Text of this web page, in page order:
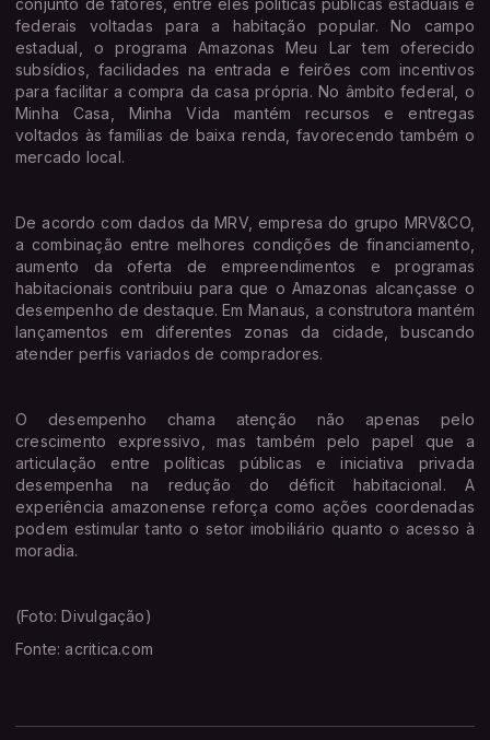
conjunto de fatores, entre eles políticas públicas estaduais e
federais voltadas para a habitação popular. No campo
estadual, o programa Amazonas Meu Lar tem oferecido
subsídios, facilidades na entrada e feirões com incentivos
para facilitar a compra da casa própria. No âmbito federal, o
Minha Casa, Minha Vida mantém recursos e entregas
voltados às famílias de baixa renda, favorecendo também o
mercado local.
De acordo com dados da MRV, empresa do grupo MRV&CO,
a combinação entre melhores condições de financiamento,
aumento da oferta de empreendimentos e programas
habitacionais contribuiu para que o Amazonas alcançasse o
desempenho de destaque. Em Manaus, a construtora mantém
lançamentos em diferentes zonas da cidade, buscando
atender perfis variados de compradores.
O desempenho chama atenção não apenas pelo
crescimento expressivo, mas também pelo papel que a
articulação entre políticas públicas e iniciativa privada
desempenha na redução do déficit habitacional. A
experiência amazonense reforça como ações coordenadas
podem estimular tanto o setor imobiliário quanto o acesso à
moradia.
(Foto: Divulgação)
Fonte: acritica.com